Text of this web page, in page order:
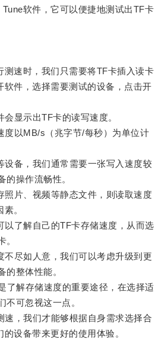
软件，它可以便捷地测试出TF卡
速时，我们只需要将TF卡插入读卡
软件，选择需要测试的设备，点击开
显示出TF卡的读写速度。
以MB/s（兆字节/每秒）为单位计
备，我们通常需要一张写入速度较
的操作流畅性。
片、视频等静态文件，则读取速度
。
了解自己的TF卡存储速度，从而选
。
尽如人意，我们可以考虑升级到更
的整体性能。
解存储速度的重要途径，在选择适
不可忽视这一点。
，我们才能够根据自身需求选择合
设备带来更好的使用体验。